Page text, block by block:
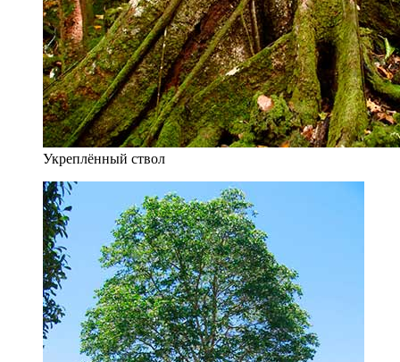
Укреплённый ствол